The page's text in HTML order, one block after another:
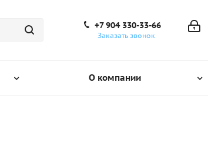
+7 904 330-33-66
Заказать звонок
О компании